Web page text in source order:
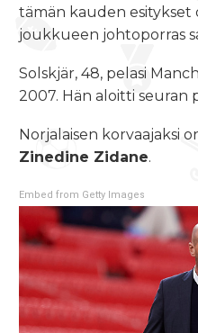
tämän kauden esitykset
joukkueen johtoporras
Solskjär, 48, pelasi
2007. Hän aloitti seuran
Norjalaisen korvaajaksi
Zinedine Zidane.
Embed from Getty Images